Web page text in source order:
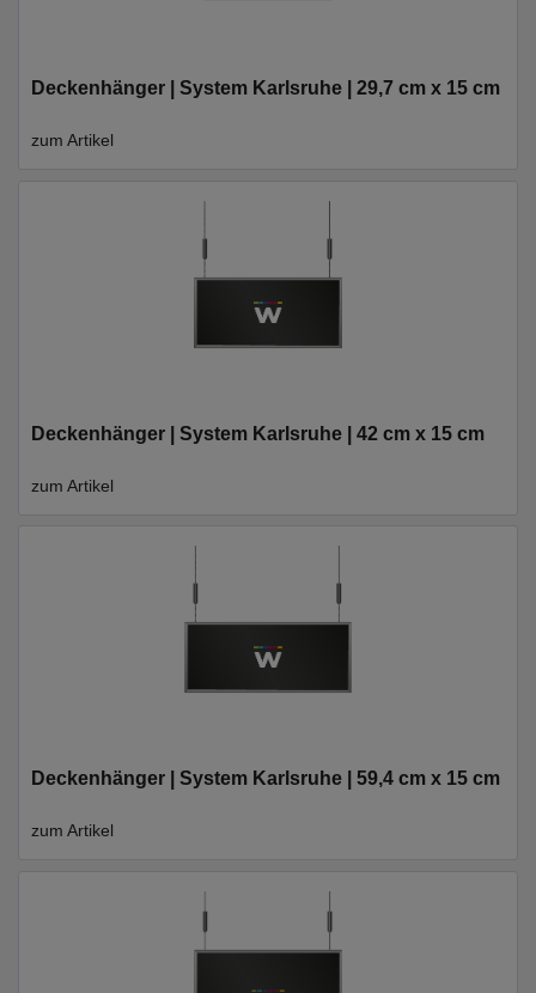
Deckenhänger | System Karlsruhe | 29,7 cm x 15 cm
zum Artikel
Deckenhänger | System Karlsruhe | 42 cm x 15 cm
zum Artikel
Deckenhänger | System Karlsruhe | 59,4 cm x 15 cm
zum Artikel